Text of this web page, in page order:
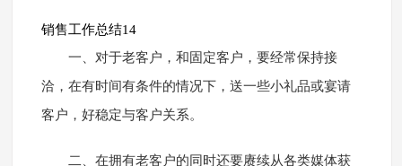
销售工作总结14
一、对于老客户，和固定客户，要经常保持接
洽，在有时间有条件的情况下，送一些小礼品或宴请
客户，好稳定与客户关系。
二、在拥有老客户的同时还要赓续从各类媒体获